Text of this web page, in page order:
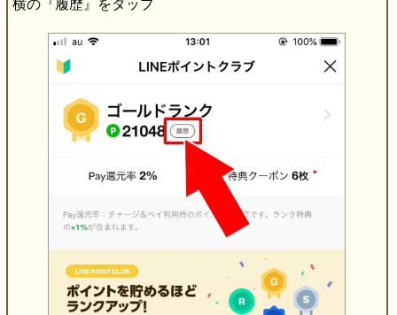
横の『履歴』をタップ